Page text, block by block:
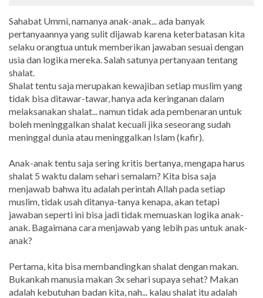
Sahabat Ummi, namanya anak-anak... ada banyak
pertanyaannya yang sulit dijawab karena keterbatasan kita
selaku orangtua untuk memberikan jawaban sesuai dengan
usia dan logika mereka. Salah satunya pertanyaan tentang
shalat.
Shalat tentu saja merupakan kewajiban setiap muslim yang
tidak bisa ditawar-tawar, hanya ada keringanan dalam
melaksanakan shalat... namun tidak ada pembenaran untuk
boleh meninggalkan shalat kecuali jika seseorang sudah
meninggal dunia atau meninggalkan Islam (kafir).
Anak-anak tentu saja sering kritis bertanya, mengapa harus
shalat 5 waktu dalam sehari semalam? Kita bisa saja
menjawab bahwa itu adalah perintah Allah pada setiap
muslim, tidak usah ditanya-tanya kenapa, akan tetapi
jawaban seperti ini bisa jadi tidak memuaskan logika anak-
anak. Bagaimana cara menjawab yang lebih pas untuk anak-
anak?
Pertama, kita bisa membandingkan shalat dengan makan.
Bukankah manusia makan 3x sehari supaya sehat? Makan
adalah kebutuhan badan kita, nah... kalau shalat itu adalah